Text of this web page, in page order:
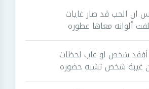
ان الحب قد صار غايات
ألوانه معاها عطوره
أفقد شخص لو غاب لحظات
غيبة شخص تشبه حضوره